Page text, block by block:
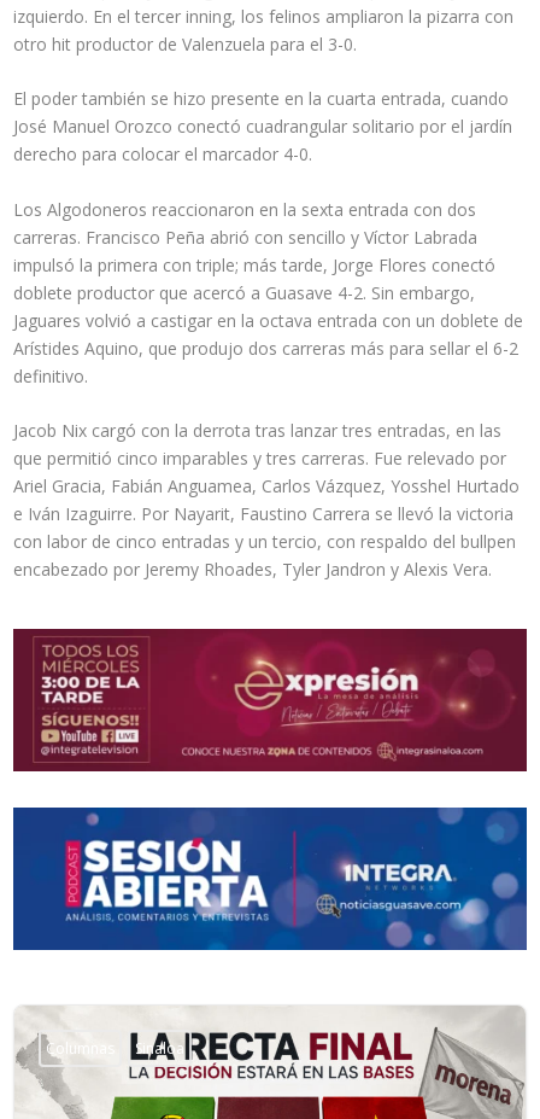
izquierdo. En el tercer inning, los felinos ampliaron la pizarra con
otro hit productor de Valenzuela para el 3-0.
El poder también se hizo presente en la cuarta entrada, cuando
José Manuel Orozco conectó cuadrangular solitario por el jardín
derecho para colocar el marcador 4-0.
Los Algodoneros reaccionaron en la sexta entrada con dos
carreras. Francisco Peña abrió con sencillo y Víctor Labrada
impulsó la primera con triple; más tarde, Jorge Flores conectó
doblete productor que acercó a Guasave 4-2. Sin embargo,
Jaguares volvió a castigar en la octava entrada con un doblete de
Arístides Aquino, que produjo dos carreras más para sellar el 6-2
definitivo.
Jacob Nix cargó con la derrota tras lanzar tres entradas, en las
que permitió cinco imparables y tres carreras. Fue relevado por
Ariel Gracia, Fabián Anguamea, Carlos Vázquez, Yosshel Hurtado
e Iván Izaguirre. Por Nayarit, Faustino Carrera se llevó la victoria
con labor de cinco entradas y un tercio, con respaldo del bullpen
encabezado por Jeremy Rhoades, Tyler Jandron y Alexis Vera.
Columnas Sinaloa